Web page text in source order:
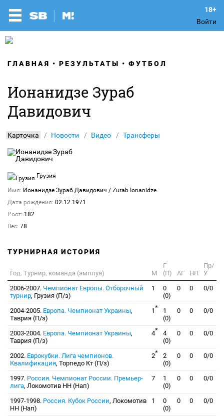
Войти
ГЛАВНАЯ РЕЗУЛЬТАТЫ ФУТБОЛ
Ионанидзе Зураб
Давидович
Карточка Новости Видео Трансферы
Грузия
Имя: Ионанидзе Зураб Давидович / Zurab Ionanidze
Дата рождения: 02.12.1971
Рост: 182
Вес: 78
ТУРНИРНАЯ ИСТОРИЯ
Год. Турнир, команда (амплуа) М
Г
(П)
АГ НП
Пр/
У
2006-2007. Чемпионат Европы. Отборочный
турнир, Грузия (П/з)
1
0
(0)
0 0 0/0
2004-2005. Европа. Чемпионат Украины,
Таврия (П/з)
1*
1
(0)
0 0 0/0
2003-2004. Европа. Чемпионат Украины,
Таврия (П/з)
4*
4
(0)
0 0 0/0
2002. Еврокубки. Лига чемпионов.
Квалификация, Торпедо Кт (П/з)
2*
2
(0)
0 0 0/0
1997. Россия. Чемпионат России. Премьер-
лига, Локомотив НН (Нап)
7
1
(0)
0 0 0/0
1997-1998. Россия. Кубок России, Локомотив
НН (Нап)
1
0
(0)
0 0 0/0